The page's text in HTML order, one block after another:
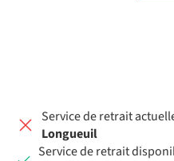
Service de retrait
Longueuil
Service de retrait